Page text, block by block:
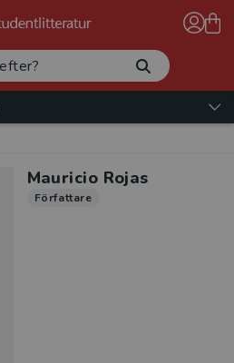
Mauricio Rojas
Författare